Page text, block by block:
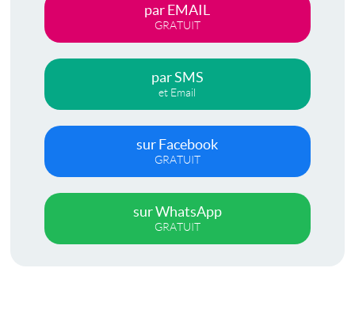
par EMAIL
GRATUIT
par SMS
et Email
sur Facebook
GRATUIT
sur WhatsApp
GRATUIT